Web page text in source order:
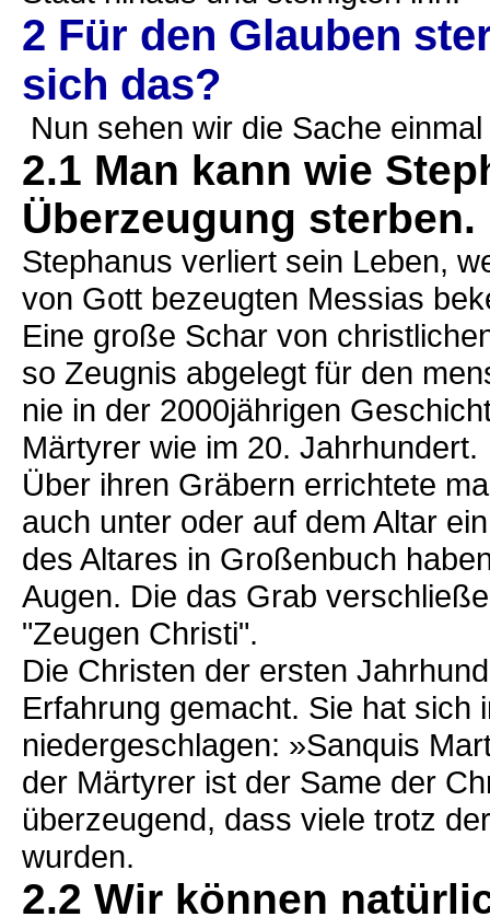
2 Für den Glauben
sich das?
Nun sehen wir die Sache
2.1 Man kann wie
Überzeugung sterben.
Stephanus verliert sein Leben,
von Gott bezeugten Messias
Eine große Schar von
so Zeugnis abgelegt für den
nie in der 2000jährigen
Märtyrer wie im 20. Jahrhundert.
Über ihren Gräbern errichtete
auch unter oder auf dem Altar
des Altares in Großenbuch
Augen. Die das Grab
"Zeugen Christi".
Die Christen der ersten
Erfahrung gemacht. Sie hat
niedergeschlagen: »Sanquis
der Märtyrer ist der Same der
überzeugend, dass viele trotz
wurden.
2.2 Wir können